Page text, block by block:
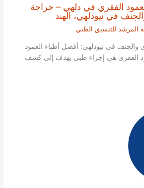
الفقري في دلهي – جراحة
في نيودلهي، الهند
المرشد للتنسيق الطبي
والجنف في نيودلهي: أفضل أطباء العمود
الفقري هي إجراء طبي يهدف إلى كشف